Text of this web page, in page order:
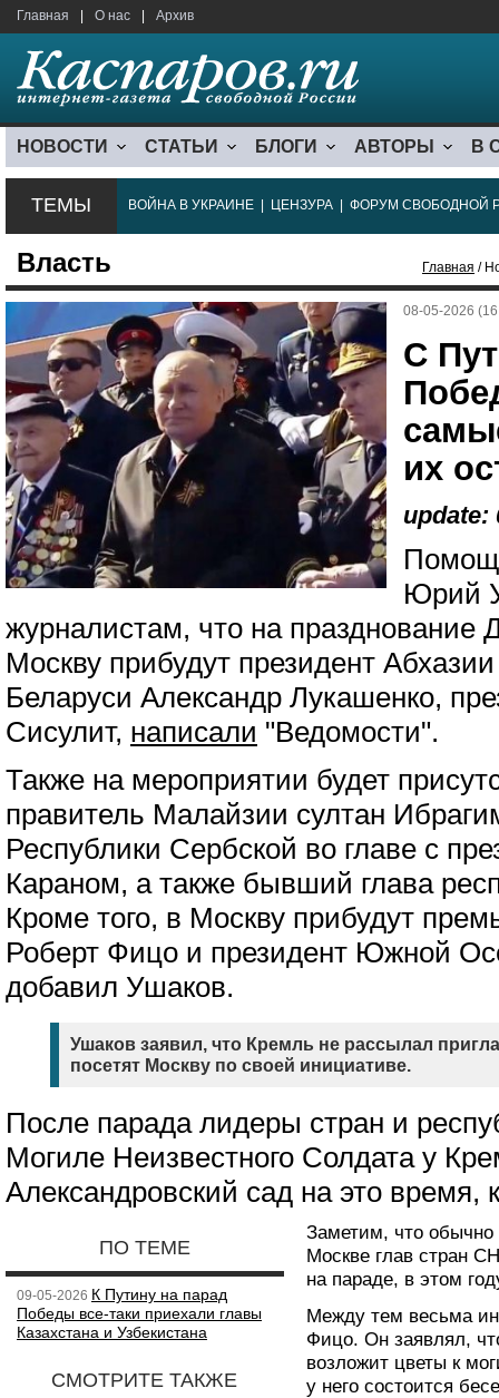
Главная О нас Архив
НОВОСТИ СТАТЬИ БЛОГИ АВТОРЫ В
ТЕМЫ ВОЙНА В УКРАИНЕ ЦЕНЗУРА ФОРУМ СВОБОДНОЙ
Власть Главная /
08-05-2026
С
их
update:
Юрий
журналистам, что на
Москву прибудут президент
Беларуси Александр Лукашенко,
Сисулит, написали "Ведомости".
Также на мероприятии будет
правитель Малайзии султан
Республики Сербской во главе с
Караном, а также бывший глава
Кроме того, в Москву прибудут
Роберт Фицо и президент Южной
добавил Ушаков.
Ушаков заявил, что Кремль не рассылал
посетят Москву по своей инициативе.
После парада лидеры стран и
Могиле Неизвестного Солдата у
Александровский сад на это время,
ПО ТЕМЕ
09-05-2026 К Путину на парад
Победы все-таки приехали главы
Казахстана и Узбекистана
СМОТРИТЕ ТАКЖЕ
Заметим, что
Москве глав стран
на параде, в этом
Между тем весьма
Фицо. Он заявлял,
возложит цветы к
у него состоится